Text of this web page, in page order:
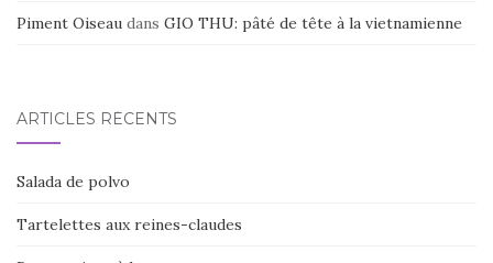
Piment Oiseau dans GIO THU: pâté de tête à la vietnamienne
ARTICLES RÉCENTS
Salada de polvo
Tartelettes aux reines-claudes